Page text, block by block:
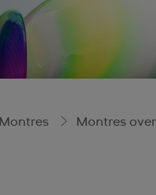
Montres Montres